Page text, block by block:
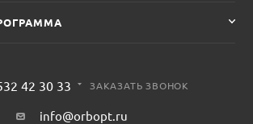
42 30 33 ЗАКАЗАТЬ ЗВОНОК
info@orbopt.ru